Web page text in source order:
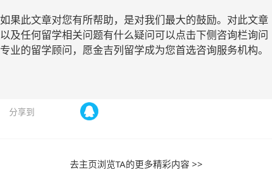
如果此文章对您有所帮助，是对我们最大的鼓励。对此文章
以及任何留学相关问题有什么疑问可以点击下侧咨询栏询问
专业的留学顾问，愿金吉列留学成为您首选咨询服务机构。
分享到
去主页浏览TA的更多精彩内容 >>